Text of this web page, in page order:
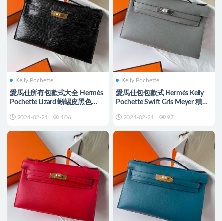
Kelly Pochette
愛馬仕所有包款式大全 Hermès
Pochette Lizard 蜥蜴皮黑色
2024-02-21 106
Kelly Pochette
愛馬仕包包款式 Hermès Kelly
Pochette Swift Gris Meyer 積雨
2024-02-21 97